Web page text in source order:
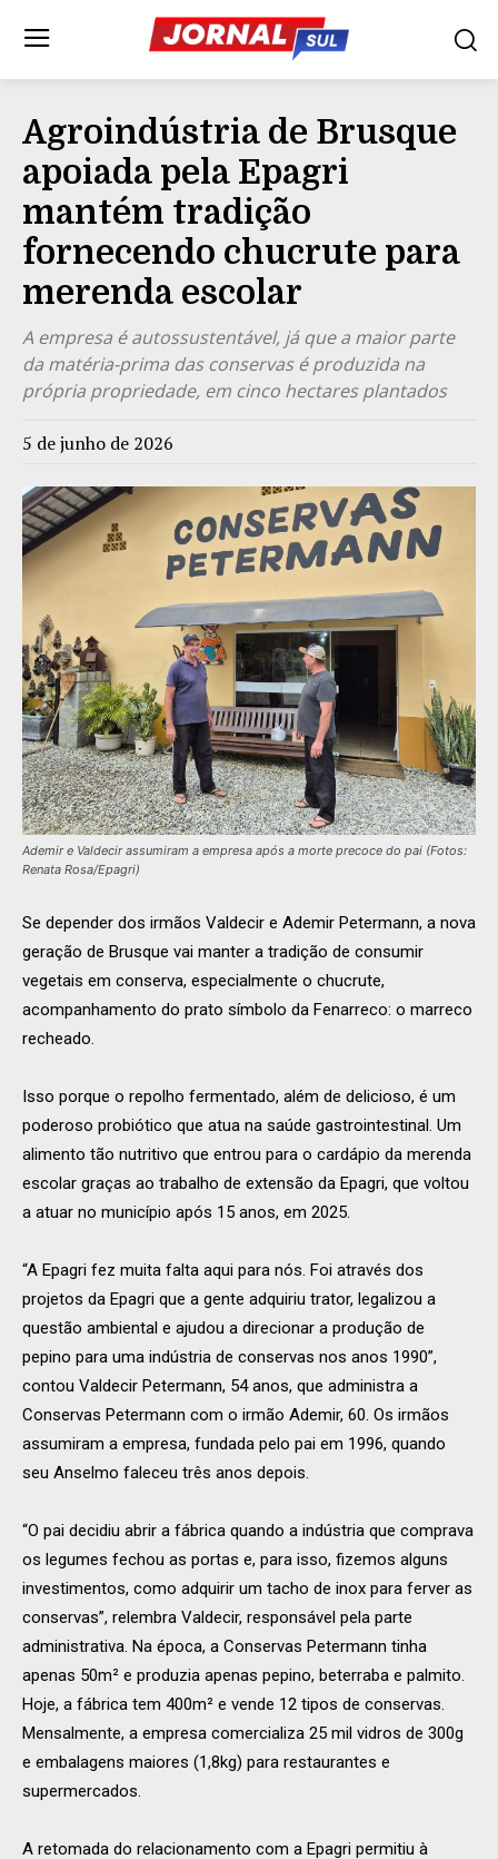
Agroindústria de Brusque
apoiada pela Epagri
mantém tradição
fornecendo chucrute para
merenda escolar
A empresa é autossustentável, já que a maior parte
da matéria-prima das conservas é produzida na
própria propriedade, em cinco hectares plantados
5 de junho de 2026
Ademir e Valdecir assumiram a empresa após a morte precoce do pai (Fotos:
Renata Rosa/Epagri)
Se depender dos irmãos Valdecir e Ademir Petermann, a nova
geração de Brusque vai manter a tradição de consumir
vegetais em conserva, especialmente o chucrute,
acompanhamento do prato símbolo da Fenarreco: o marreco
recheado.
Isso porque o repolho fermentado, além de delicioso, é um
poderoso probiótico que atua na saúde gastrointestinal. Um
alimento tão nutritivo que entrou para o cardápio da merenda
escolar graças ao trabalho de extensão da Epagri, que voltou
a atuar no município após 15 anos, em 2025.
“A Epagri fez muita falta aqui para nós. Foi através dos
projetos da Epagri que a gente adquiriu trator, legalizou a
questão ambiental e ajudou a direcionar a produção de
pepino para uma indústria de conservas nos anos 1990”,
contou Valdecir Petermann, 54 anos, que administra a
Conservas Petermann com o irmão Ademir, 60. Os irmãos
assumiram a empresa, fundada pelo pai em 1996, quando
seu Anselmo faleceu três anos depois.
“O pai decidiu abrir a fábrica quando a indústria que comprava
os legumes fechou as portas e, para isso, fizemos alguns
investimentos, como adquirir um tacho de inox para ferver as
conservas”, relembra Valdecir, responsável pela parte
administrativa. Na época, a Conservas Petermann tinha
apenas 50m² e produzia apenas pepino, beterraba e palmito.
Hoje, a fábrica tem 400m² e vende 12 tipos de conservas.
Mensalmente, a empresa comercializa 25 mil vidros de 300g
e embalagens maiores (1,8kg) para restaurantes e
supermercados.
A retomada do relacionamento com a Epagri permitiu à